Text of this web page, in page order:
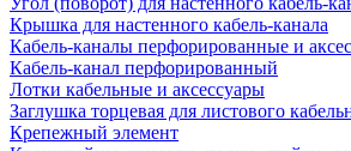
Крышка для настенного кабель-канала
Кабель-каналы перфорированные и
Кабель-канал перфорированный
Лотки кабельные и аксессуары
Заглушка торцевая для листового
Крепежный элемент